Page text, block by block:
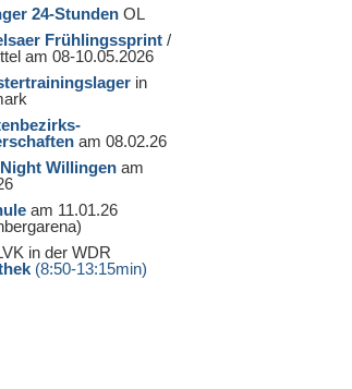
24-Stunden OL
Frühlingssprint /
am 08-10.05.2026
in
am 08.02.26
Willingen am
am 11.01.26
in der WDR
(8:50-13:15min)